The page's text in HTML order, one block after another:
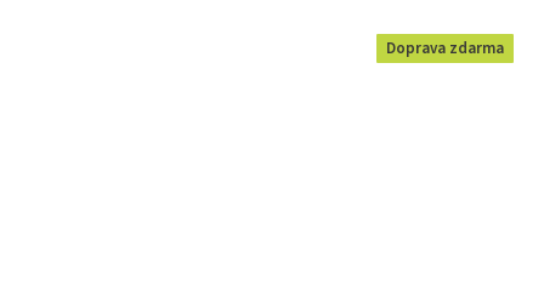
Doprava zdarma